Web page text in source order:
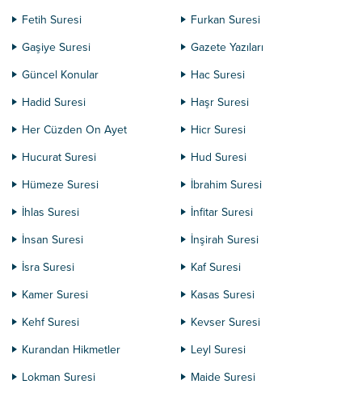
Fetih Suresi
Furkan Suresi
Gaşiye Suresi
Gazete Yazıları
Güncel Konular
Hac Suresi
Hadid Suresi
Haşr Suresi
Her Cüzden On Ayet
Hicr Suresi
Hucurat Suresi
Hud Suresi
Hümeze Suresi
İbrahim Suresi
İhlas Suresi
İnfitar Suresi
İnsan Suresi
İnşirah Suresi
İsra Suresi
Kaf Suresi
Kamer Suresi
Kasas Suresi
Kehf Suresi
Kevser Suresi
Kurandan Hikmetler
Leyl Suresi
Lokman Suresi
Maide Suresi